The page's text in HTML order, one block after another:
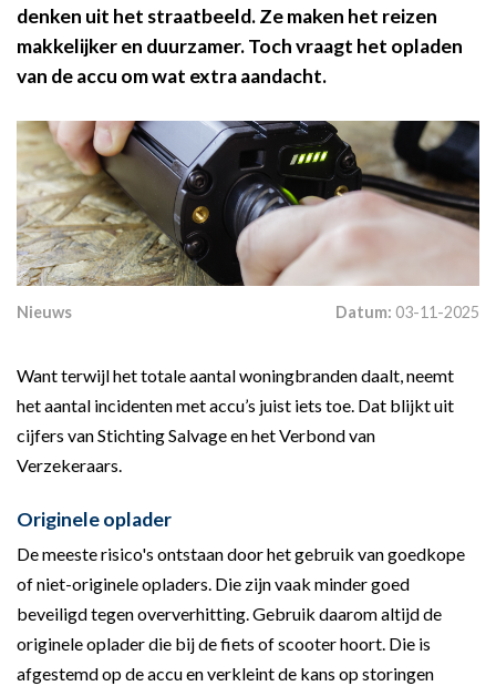
denken uit het straatbeeld. Ze maken het reizen
makkelijker en duurzamer. Toch vraagt het opladen
van de accu om wat extra aandacht.
Nieuws Datum: 03-11-2025
Want terwijl het totale aantal woningbranden daalt, neemt
het aantal incidenten met accu’s juist iets toe. Dat blijkt uit
cijfers van Stichting Salvage en het Verbond van
Verzekeraars.
Originele oplader
De meeste risico's ontstaan door het gebruik van goedkope
of niet-originele opladers. Die zijn vaak minder goed
beveiligd tegen oververhitting. Gebruik daarom altijd de
originele oplader die bij de fiets of scooter hoort. Die is
afgestemd op de accu en verkleint de kans op storingen